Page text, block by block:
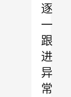
逐
一
跟
进
异
常